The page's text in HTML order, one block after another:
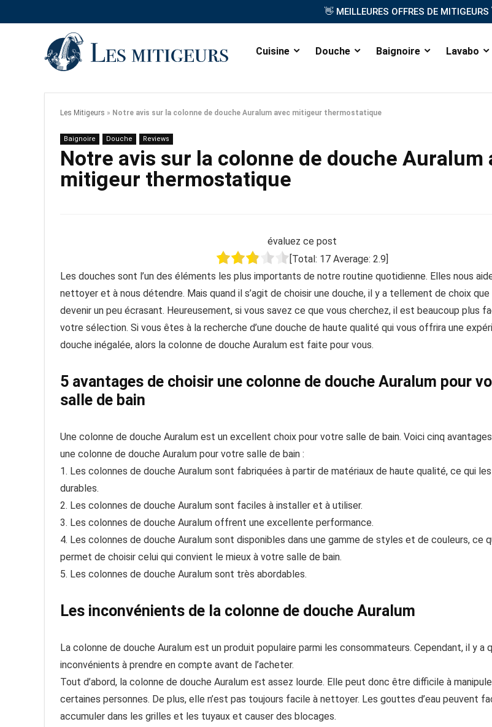
👋MEILLEURES OFFRES DE MITIGEURS
Cuisine Douche Baignoire Lavabo
Les Mitigeurs » Notre avis sur la colonne de douche Auralum avec mitigeur thermostatique
Baignoire Douche Reviews
Notre avis sur la colonne de douche Auralum
mitigeur thermostatique
évaluez ce post
[Total: 17Average: 2.9]
Les douches sont l’un des éléments les plus importants de notre routine quotidienne. Elles nous
nettoyer et à nous détendre. Mais quand il s’agit de choisir une douche, il y a tellement de choix
devenir un peu écrasant. Heureusement, si vous savez ce que vous cherchez, il est beaucoup plus
votre sélection. Si vous êtes à la recherche d’une douche de haute qualité qui vous offrira une
douche inégalée, alors la colonne de douche Auralum est faite pour vous.
5 avantages de choisir une colonne de douche Auralum pour
salle de bain
Une colonne de douche Auralum est un excellent choix pour votre salle de bain. Voici cinq
une colonne de douche Auralum pour votre salle de bain :
1. Les colonnes de douche Auralum sont fabriquées à partir de matériaux de haute qualité, ce qui
durables.
2. Les colonnes de douche Auralum sont faciles à installer et à utiliser.
3. Les colonnes de douche Auralum offrent une excellente performance.
4. Les colonnes de douche Auralum sont disponibles dans une gamme de styles et de couleurs, ce
permet de choisir celui qui convient le mieux à votre salle de bain.
5. Les colonnes de douche Auralum sont très abordables.
Les inconvénients de la colonne de douche Auralum
La colonne de douche Auralum est un produit populaire parmi les consommateurs. Cependant, il y a
inconvénients à prendre en compte avant de l’acheter.
Tout d’abord, la colonne de douche Auralum est assez lourde. Elle peut donc être difficile à
certaines personnes. De plus, elle n’est pas toujours facile à nettoyer. Les gouttes d’eau peuvent
accumuler dans les grilles et les tuyaux et causer des blocages.